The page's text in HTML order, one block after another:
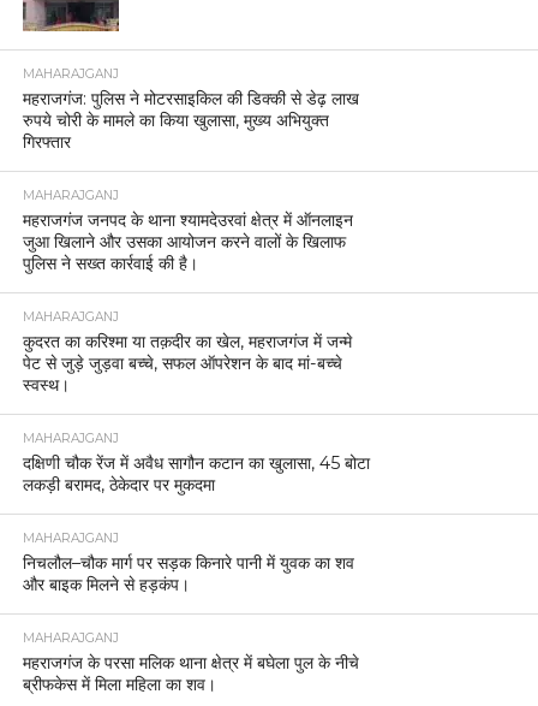
MAHARAJGANJ
महराजगंज: पुलिस ने मोटरसाइकिल की डिक्की से डेढ़ लाख
रुपये चोरी के मामले का किया खुलासा, मुख्य अभियुक्त
गिरफ्तार
MAHARAJGANJ
महराजगंज जनपद के थाना श्यामदेउरवां क्षेत्र में ऑनलाइन
जुआ खिलाने और उसका आयोजन करने वालों के खिलाफ
पुलिस ने सख्त कार्रवाई की है।
MAHARAJGANJ
कुदरत का करिश्मा या तक़दीर का खेल, महराजगंज में जन्मे
पेट से जुड़े जुड़वा बच्चे, सफल ऑपरेशन के बाद मां-बच्चे
स्वस्थ।
MAHARAJGANJ
दक्षिणी चौक रेंज में अवैध सागौन कटान का खुलासा, 45 बोटा
लकड़ी बरामद, ठेकेदार पर मुकदमा
MAHARAJGANJ
निचलौल–चौक मार्ग पर सड़क किनारे पानी में युवक का शव
और बाइक मिलने से हड़कंप।
MAHARAJGANJ
महराजगंज के परसा मलिक थाना क्षेत्र में बघेला पुल के नीचे
ब्रीफकेस में मिला महिला का शव।